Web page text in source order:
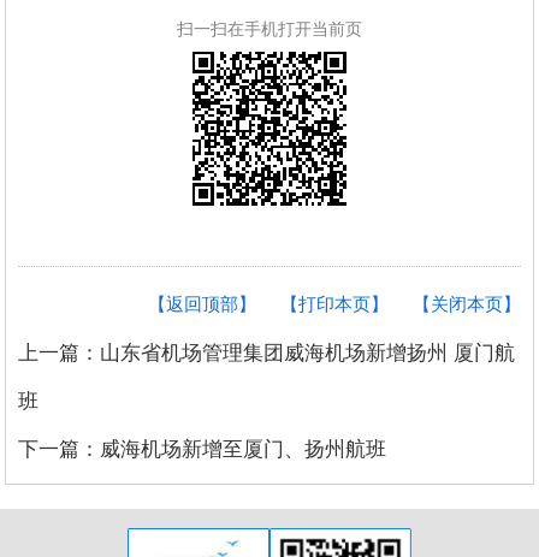
扫一扫在手机打开当前页
【关闭本页】
【打印本页】
【返回顶部】
上一篇：山东省机场管理集团威海机场新增扬州 厦门航
班
下一篇：威海机场新增至厦门、扬州航班